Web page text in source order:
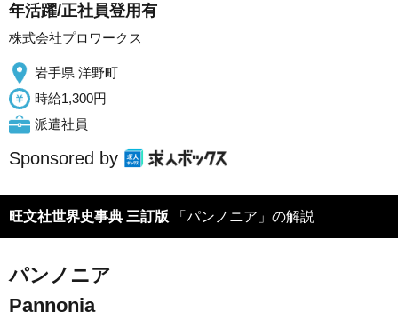
年活躍/正社員登用有
株式会社プロワークス
岩手県 洋野町
時給1,300円
派遣社員
Sponsored by
旺文社世界史事典 三訂版 「パンノニア」の解説
パンノニア
Pannonia